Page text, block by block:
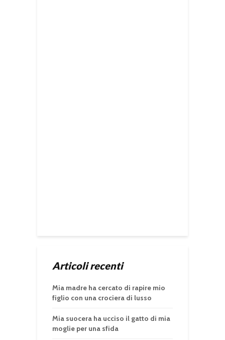
Articoli recenti
Mia madre ha cercato di rapire mio
figlio con una crociera di lusso
Mia suocera ha ucciso il gatto di mia
moglie per una sfida